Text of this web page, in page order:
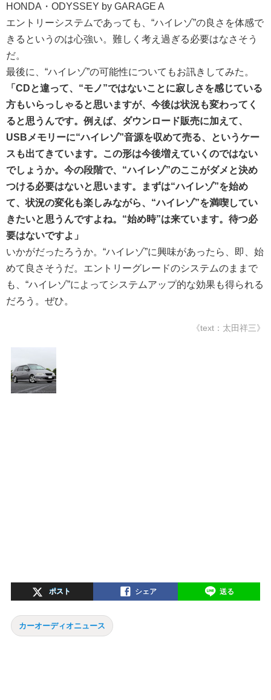
HONDA・ODYSSEY by GARAGE A
エントリーシステムであっても、“ハイレゾ”の良さを体感で
きるというのは心強い。難しく考え過ぎる必要はなさそう
だ。
最後に、“ハイレゾ”の可能性についてもお訊きしてみた。
「CDと違って、“モノ”ではないことに寂しさを感じている
方もいらっしゃると思いますが、今後は状況も変わってく
ると思うんです。例えば、ダウンロード販売に加えて、
USBメモリーに“ハイレゾ”音源を収めて売る、というケー
スも出てきています。この形は今後増えていくのではない
でしょうか。今の段階で、“ハイレゾ”のここがダメと決め
つける必要はないと思います。まずは“ハイレゾ”を始め
て、状況の変化も楽しみながら、“ハイレゾ”を満喫してい
きたいと思うんですよね。“始め時”は来ています。待つ必
要はないですよ」
いかがだったろうか。“ハイレゾ”に興味があったら、即、始
めて良さそうだ。エントリーグレードのシステムのままで
も、“ハイレゾ”によってシステムアップ的な効果も得られる
だろう。ぜひ。
《text：太田祥三》
ポスト シェア 送る
カーオーディオニュース